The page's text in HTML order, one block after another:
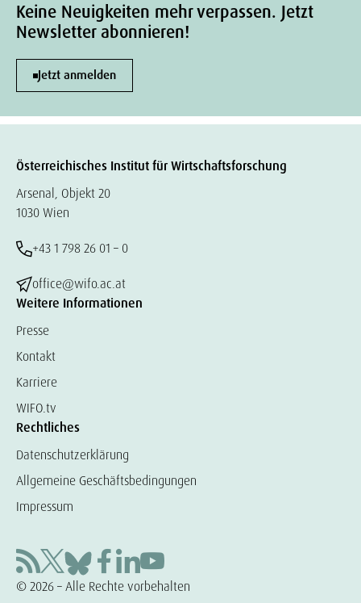
Keine Neuigkeiten mehr verpassen. Jetzt
Newsletter abonnieren!
Jetzt anmelden
Österreichisches Institut für Wirtschaftsforschung
Arsenal, Objekt 20
1030 Wien
+43 1 798 26 01 – 0
office@wifo.ac.at
Weitere Informationen
Presse
Kontakt
Karriere
WIFO.tv
Rechtliches
Datenschutzerklärung
Allgemeine Geschäftsbedingungen
Impressum
© 2026 – Alle Rechte vorbehalten